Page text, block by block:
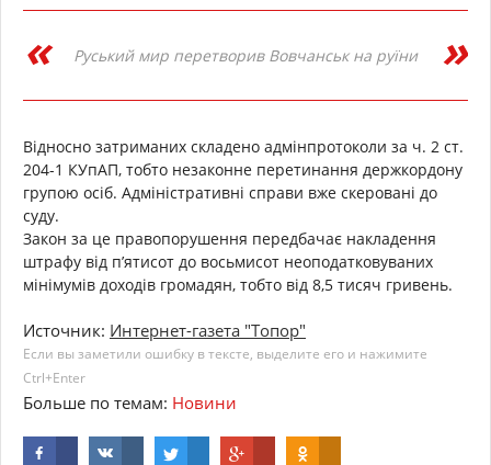
Руський мир перетворив Вовчанськ на руїни
Відносно затриманих складено адмінпротоколи за ч. 2 ст.
204-1 КУпАП, тобто незаконне перетинання держкордону
групою осіб. Адміністративні справи вже скеровані до
суду.
Закон за це правопорушення передбачає накладення
штрафу від п’ятисот до восьмисот неоподатковуваних
мінімумів доходів громадян, тобто від 8,5 тисяч гривень.
Источник: Интернет-газета "Топор"
Если вы заметили ошибку в тексте, выделите его и нажимите
Ctrl+Enter
Больше по темам: Новини